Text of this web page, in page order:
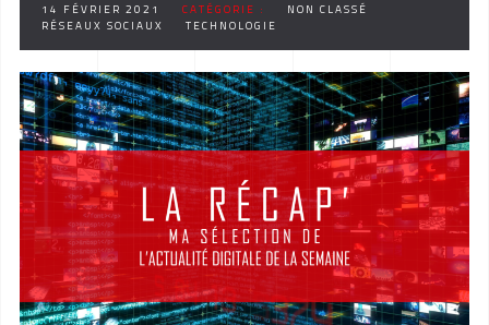
14 FÉVRIER 2021 CATÉGORIE :
NON CLASSÉ
RÉSEAUX SOCIAUX
TECHNOLOGIE